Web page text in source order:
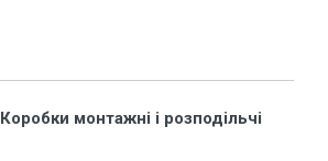
Коробки монтажні і розподільчі